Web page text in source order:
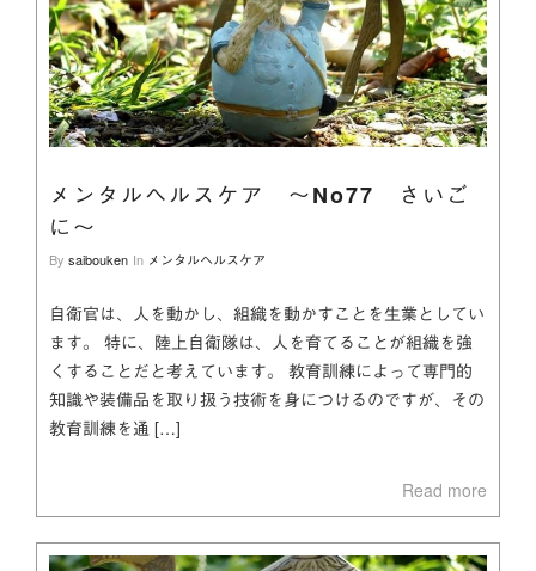
メンタルヘルスケア ～No77 さいご
に～
By saibouken In メンタルヘルスケア
自衛官は、人を動かし、組織を動かすことを生業としてい
ます。 特に、陸上自衛隊は、人を育てることが組織を強
くすることだと考えています。 教育訓練によって専門的
知識や装備品を取り扱う技術を身につけるのですが、その
教育訓練を通 […]
Read more